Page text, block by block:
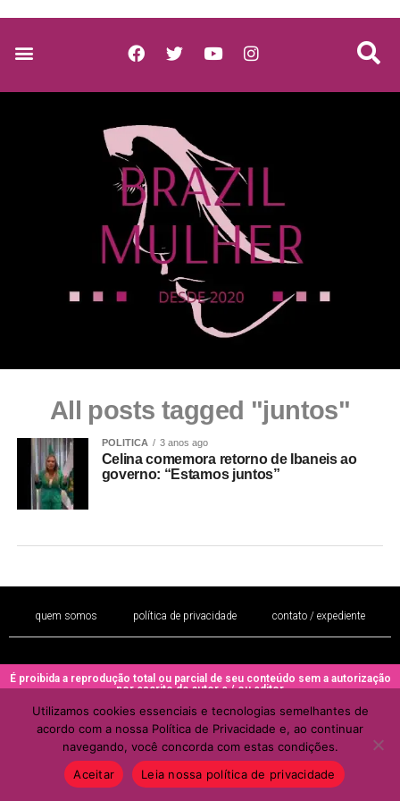
All posts tagged "juntos"
POLITICA 3 anos ago
Celina comemora retorno de Ibaneis ao
governo: “Estamos juntos”
quem somos política de privacidade contato / expediente
É proibida a reprodução total ou parcial de seu conteúdo sem a autorização
por escrito do autor e / ou editor
Copyright © 2022 - Todos os direitos reservados ao PORTAL BRAZIL
MULHER
Utilizamos cookies essenciais e tecnologias semelhantes de
acordo com a nossa Política de Privacidade e, ao continuar
navegando, você concorda com estas condições.
Aceitar
Leia nossa política de privacidade